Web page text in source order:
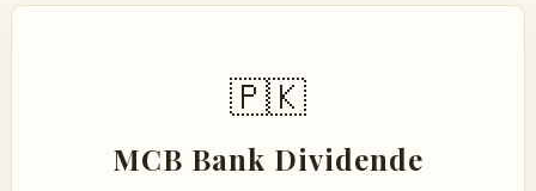
🇵🇰
MCB Bank Dividende